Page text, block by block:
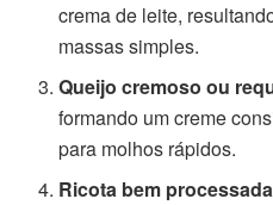
crema de leite,
massas simples.
Queijo cremoso ou
formando um creme
para molhos rápidos.
Ricota bem